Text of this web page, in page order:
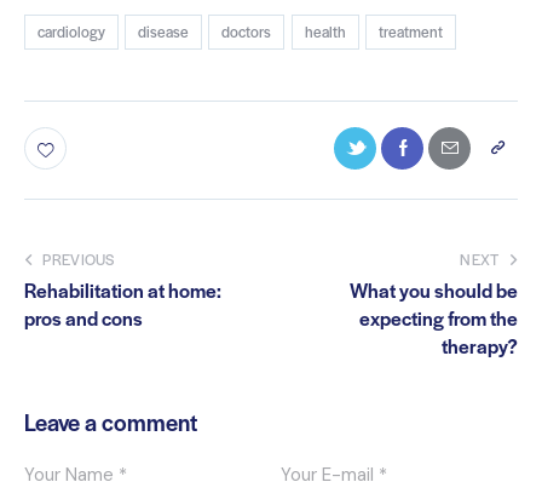
cardiology disease doctors health treatment
PREVIOUS
Rehabilitation at home:
pros and cons
NEXT
What you should be
expecting from the
therapy?
Leave a comment